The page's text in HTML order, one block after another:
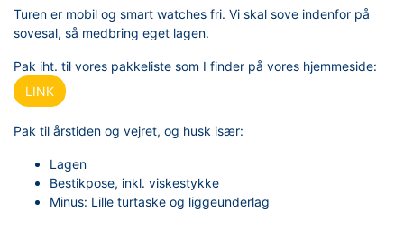
Turen er mobil og smart watches fri. Vi skal sove indenfor på
sovesal, så medbring eget lagen.
Pak iht. til vores pakkeliste som I finder på vores hjemmeside:
LINK
Pak til årstiden og vejret, og husk især:
Lagen
Bestikpose, inkl. viskestykke
Minus: Lille turtaske og liggeunderlag